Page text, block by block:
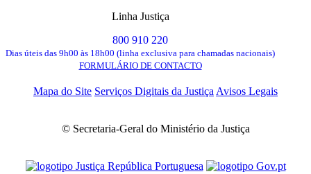
Linha Justiça
800 910 220
Dias úteis das 9h00 às 18h00 (linha exclusiva para chamadas nacionais)
FORMULÁRIO DE CONTACTO
Mapa do Site Serviços Digitais da Justiça Avisos Legais
© Secretaria-Geral do Ministério da Justiça